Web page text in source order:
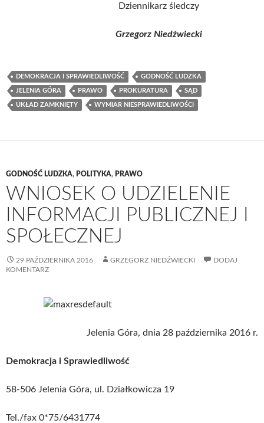
Dziennikarz śledczy
Grzegorz Niedźwiecki
DEMOKRACJA I SPRAWIEDLIWOŚĆ GODNOŚĆ LUDZKA
JELENIA GÓRA PRAWO PROKURATURA SĄD
UKŁAD ZAMKNIĘTY WYMIAR NIESPRAWIEDLIWOŚCI
GODNOŚĆ LUDZKA, POLITYKA, PRAWO
WNIOSEK O UDZIELENIE
INFORMACJI PUBLICZNEJ I
SPOŁECZNEJ
29 PAŹDZIERNIKA 2016 GRZEGORZ NIEDŹWIECKI
DODAJ
KOMENTARZ
Jelenia Góra, dnia 28 października 2016 r.
Demokracja i Sprawiedliwość
58-506 Jelenia Góra, ul. Działkowicza 19
Tel./fax 0*75/6431774